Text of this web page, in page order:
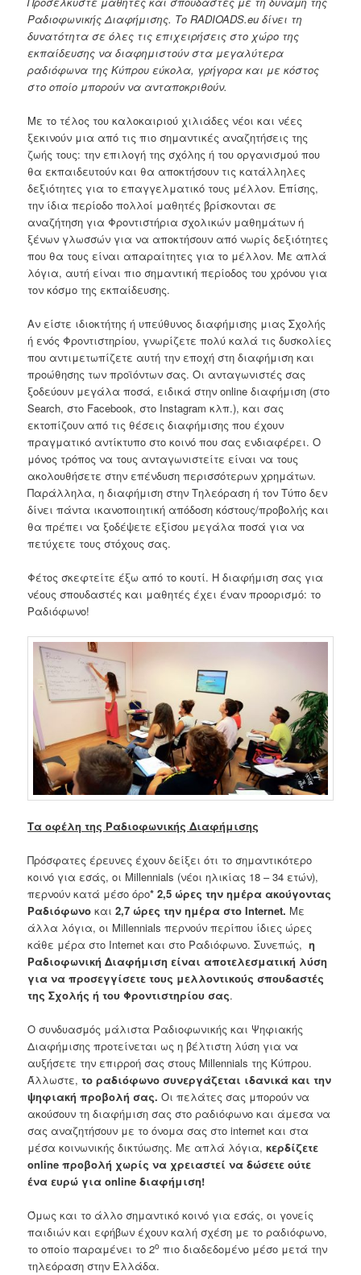
Ραδιοφωνικής Διαφήμισης. ΤοRADIOADS.eu δίνει τη
δυνατότητα σε όλες τις επιχειρήσεις στο χώρο της
εκπαίδευσης να διαφημιστούν στα μεγαλύτερα
ραδιόφωνα της Κύπρου εύκολα, γρήγορα και με κόστος
στο οποίο μπορούν να ανταποκριθούν.
Με το τέλος του καλοκαιριού χιλιάδες νέοι και νέες
ξεκινούν μια από τις πιο σημαντικές αναζητήσεις της
ζωής τους: την επιλογή της σχόλης ή του οργανισμού που
θα εκπαιδευτούν και θα αποκτήσουν τις κατάλληλες
δεξιότητες για το επαγγελματικό τους μέλλον. Επίσης,
την ίδια περίοδο πολλοί μαθητές βρίσκονται σε
αναζήτηση για Φροντιστήρια σχολικών μαθημάτων ή
ξένων γλωσσών για να αποκτήσουν από νωρίς δεξιότητες
που θα τους είναι απαραίτητες για το μέλλον. Με απλά
λόγια, αυτή είναι πιο σημαντική περίοδος του χρόνου για
τον κόσμο της εκπαίδευσης.
Αν είστε ιδιοκτήτης ή υπεύθυνος διαφήμισης μιας Σχολής
ή ενός Φροντιστηρίου, γνωρίζετε πολύ καλά τις δυσκολίες
που αντιμετωπίζετε αυτή την εποχή στη διαφήμιση και
προώθησης των προϊόντων σας. Οι ανταγωνιστές σας
ξοδεύουν μεγάλα ποσά, ειδικά στην online διαφήμιση (στο
Search, στο Facebook, στο Instagram κλπ.), και σας
εκτοπίζουν από τις θέσεις διαφήμισης που έχουν
πραγματικό αντίκτυπο στο κοινό που σας ενδιαφέρει. Ο
μόνος τρόπος να τους ανταγωνιστείτε είναι να τους
ακολουθήσετε στην επένδυση περισσότερων χρημάτων.
Παράλληλα, η διαφήμιση στην Τηλεόραση ή τον Τύπο δεν
δίνει πάντα ικανοποιητική απόδοση κόστους/προβολής και
θα πρέπει να ξοδέψετε εξίσου μεγάλα ποσά για να
πετύχετε τους στόχους σας.
Φέτος σκεφτείτε έξω από το κουτί. Η διαφήμιση σας για
νέους σπουδαστές και μαθητές έχει έναν προορισμό: το
Ραδιόφωνο!
Τα οφέλη της Ραδιοφωνικής Διαφήμισης
Πρόσφατες έρευνες έχουν δείξει ότι το σημαντικότερο
κοινό για εσάς, οι Millennials (νέοι ηλικίας 18 – 34 ετών),
περνούν κατά μέσο όρο* 2,5 ώρες την ημέρα ακούγοντας
Ραδιόφωνοκαι2,7 ώρες την ημέρα στο Internet. Με
άλλα λόγια, οι Millennials περνούν περίπου ίδιες ώρες
κάθε μέρα στο Internet και στο Ραδιόφωνο. Συνεπώς,η
Ραδιοφωνική Διαφήμιση είναι αποτελεσματική λύση
για να προσεγγίσετε τους μελλοντικούς σπουδαστές
της Σχολής ή του Φροντιστηρίου σας.
Ο συνδυασμός μάλιστα Ραδιοφωνικής και Ψηφιακής
Διαφήμισης προτείνεται ως η βέλτιστη λύση για να
αυξήσετε την επιρροή σας στους Millennials της Κύπρου.
Άλλωστε,το ραδιόφωνο συνεργάζεται ιδανικά και την
ψηφιακή προβολή σας. Οι πελάτες σας μπορούν να
ακούσουν τη διαφήμιση σας στο ραδιόφωνο και άμεσα να
σας αναζητήσουν με το όνομα σας στο internet και στα
μέσα κοινωνικής δικτύωσης. Με απλά λόγια,κερδίζετε
online προβολή χωρίς να χρειαστεί να δώσετε ούτε
ένα ευρώ γιαonline διαφήμιση!
Όμως και το άλλο σημαντικό κοινό για εσάς, οι γονείς
παιδιών και εφήβων έχουν καλή σχέση με το ραδιόφωνο,
το οποίο παραμένει το 2ο πιο διαδεδομένο μέσο μετά την
τηλεόραση στην Ελλάδα.